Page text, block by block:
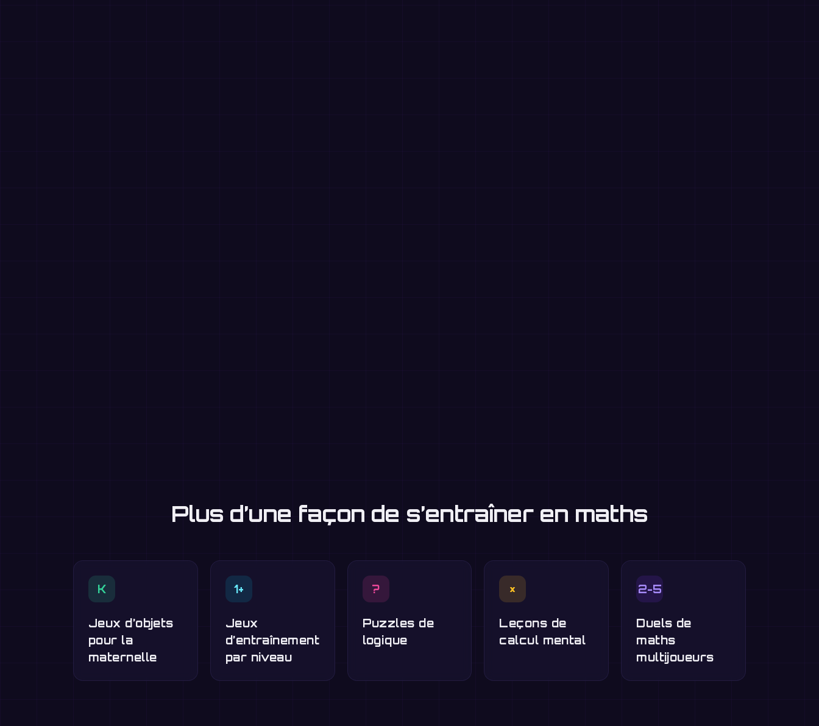
Plus d’une façon de s’entraîner en maths
K
Jeux d’objets
pour la
maternelle
1+
Jeux
d’entraînement
par niveau
?
Puzzles de
logique
×
Leçons de
calcul mental
2-5
Duels de
maths
multijoueurs